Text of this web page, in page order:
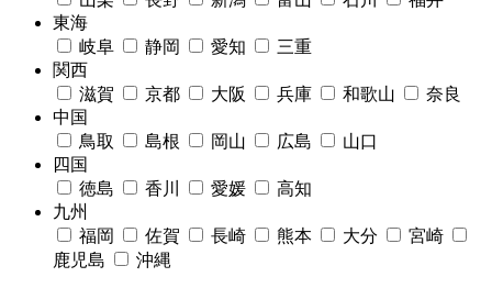
東海
岐阜
静岡 愛知
三重
関西
滋賀
京都 大阪 兵庫 和歌山
奈良
中国
鳥取
島根 岡山 広島
山口
四国
徳島
香川 愛媛
高知
九州
福岡
佐賀 長崎 熊本 大分
宮崎
鹿児島
沖縄